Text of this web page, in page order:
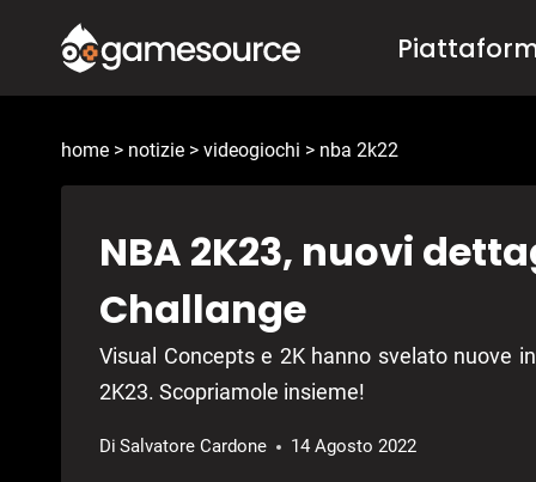
contenuto
home > notizie > videogiochi > nba 2k22
NBA 2K23, nuovi
Challange
Visual Concepts e 2K hanno svelato nuove
2K23. Scopriamole insieme!
Di Salvatore Cardone 14 Agosto 2022